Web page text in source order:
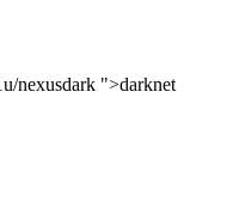
nexusdark ">darknet